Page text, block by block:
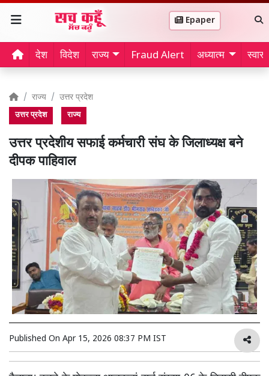
Epaper
देश विदेश राज्य Fraud Alert अध्यात्म
राज्य उत्तर प्रदेश
उत्तर प्रदेश राज्य
उत्तर प्रदेशीय सफाई कर्मचारी संघ के जिलाध्यक्ष बने
दीपक पाहिवाल
Published On Apr 15, 2026 08:37 PM IST